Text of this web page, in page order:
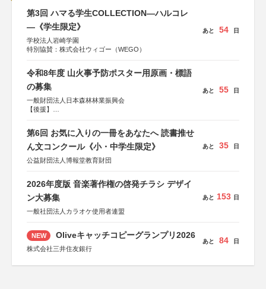
第3回 ハマる学生COLLECTION―ハルコレ
―《学生限定》
学校法人岩崎学園
特別協賛：株式会社ウィゴー（WEGO）
あと 54 日
令和8年度 山火事予防ポスター用原画・標語
の募集
一般財団法人日本森林林業振興会
【後援】
あと 55 日
第6回 お気に入りの一冊をあなたへ 読書推せ
ん文コンクール《小・中学生限定》
公益財団法人博報堂教育財団
あと 35 日
2026年度版 音楽著作権の啓発チラシ デザイ
ン大募集
一般社団法人カラオケ使用者連盟
あと 153 日
NEW Oliveキャッチコピーグランプリ2026
株式会社三井住友銀行
あと 84 日